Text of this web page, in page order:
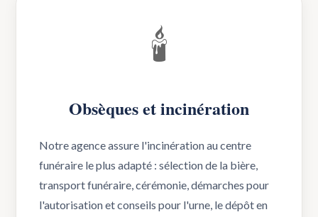
🕯️
Obsèques et incinération
Notre agence assure l'incinération au centre
funéraire le plus adapté : sélection de la bière,
transport funéraire, cérémonie, démarches pour
l'autorisation et conseils pour l'urne, le dépôt en